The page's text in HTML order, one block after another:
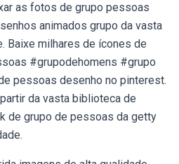
as fotos de grupo pessoas
animados grupo da vasta
Baixe milhares de ícones de
#grupodehomens #grupo
pessoas desenho no pinterest.
da vasta biblioteca de
de grupo de pessoas da getty